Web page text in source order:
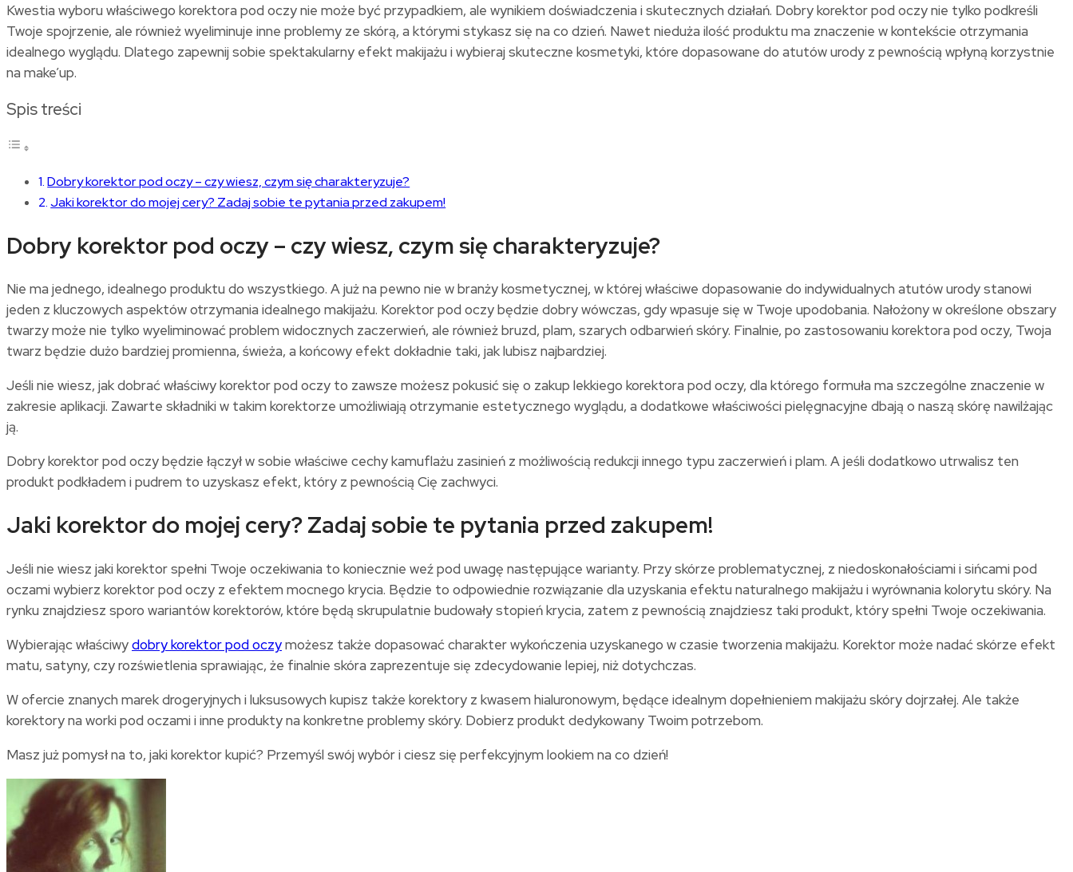
Kwestia wyboru właściwego korektora pod oczy nie może być przypadkiem, ale wynikiem doświadczenia i skutecznych działań. Dobry korektor pod oczy nie tylko podkreśli
Twoje spojrzenie, ale również wyeliminuje inne problemy ze skórą, a którymi stykasz się na co dzień. Nawet nieduża ilość produktu ma znaczenie w kontekście otrzymania
idealnego wyglądu. Dlatego zapewnij sobie spektakularny efekt makijażu i wybieraj skuteczne kosmetyki, które dopasowane do atutów urody z pewnością wpłyną korzystnie
na make’up.
Spis treści
Dobry korektor pod oczy – czy wiesz, czym się charakteryzuje?
Jaki korektor do mojej cery? Zadaj sobie te pytania przed zakupem!
Dobry korektor pod oczy – czy wiesz, czym się charakteryzuje?
Nie ma jednego, idealnego produktu do wszystkiego. A już na pewno nie w branży kosmetycznej, w której właściwe dopasowanie do indywidualnych atutów urody stanowi
jeden z kluczowych aspektów otrzymania idealnego makijażu. Korektor pod oczy będzie dobry wówczas, gdy wpasuje się w Twoje upodobania. Nałożony w określone obszary
twarzy może nie tylko wyeliminować problem widocznych zaczerwień, ale również bruzd, plam, szarych odbarwień skóry. Finalnie, po zastosowaniu korektora pod oczy, Twoja
twarz będzie dużo bardziej promienna, świeża, a końcowy efekt dokładnie taki, jak lubisz najbardziej.
Jeśli nie wiesz, jak dobrać właściwy korektor pod oczy to zawsze możesz pokusić się o zakup lekkiego korektora pod oczy, dla którego formuła ma szczególne znaczenie w
zakresie aplikacji. Zawarte składniki w takim korektorze umożliwiają otrzymanie estetycznego wyglądu, a dodatkowe właściwości pielęgnacyjne dbają o naszą skórę nawilżając
ją.
Dobry korektor pod oczy będzie łączył w sobie właściwe cechy kamuflażu zasinień z możliwością redukcji innego typu zaczerwień i plam. A jeśli dodatkowo utrwalisz ten
produkt podkładem i pudrem to uzyskasz efekt, który z pewnością Cię zachwyci.
Jaki korektor do mojej cery? Zadaj sobie te pytania przed zakupem!
Jeśli nie wiesz jaki korektor spełni Twoje oczekiwania to koniecznie weź pod uwagę następujące warianty. Przy skórze problematycznej, z niedoskonałościami i sińcami pod
oczami wybierz korektor pod oczy z efektem mocnego krycia. Będzie to odpowiednie rozwiązanie dla uzyskania efektu naturalnego makijażu i wyrównania kolorytu skóry. Na
rynku znajdziesz sporo wariantów korektorów, które będą skrupulatnie budowały stopień krycia, zatem z pewnością znajdziesz taki produkt, który spełni Twoje oczekiwania.
Wybierając właściwydobry korektor pod oczymożesz także dopasować charakter wykończenia uzyskanego w czasie tworzenia makijażu. Korektor może nadać skórze efekt
matu, satyny, czy rozświetlenia sprawiając, że finalnie skóra zaprezentuje się zdecydowanie lepiej, niż dotychczas.
W ofercie znanych marek drogeryjnych i luksusowych kupisz także korektory z kwasem hialuronowym, będące idealnym dopełnieniem makijażu skóry dojrzałej. Ale także
korektory na worki pod oczami i inne produkty na konkretne problemy skóry. Dobierz produkt dedykowany Twoim potrzebom.
Masz już pomysł na to, jaki korektor kupić? Przemyśl swój wybór i ciesz się perfekcyjnym lookiem na co dzień!